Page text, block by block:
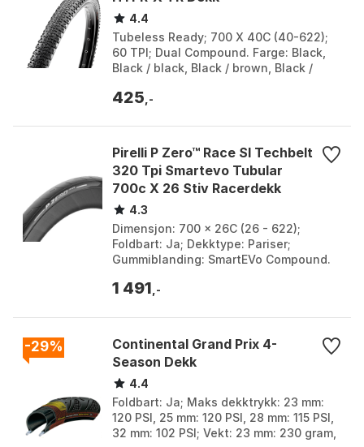
4.4
Tubeless Ready; 700 X 40C (40-622);
60 TPI; Dual Compound. Farge: Black,
Black / black, Black / brown, Black /
700C x 3...
425 ,-
Pirelli P Zero™ Race Sl Techbelt
320 Tpi Smartevo Tubular
700c X 26 Stiv Racerdekk
4.3
Dimensjon: 700 x 26C (26 - 622);
Foldbart: Ja; Dekktype: Pariser;
Gummiblanding: SmartEVo Compound.
1 491 ,-
-29%
Continental Grand Prix 4-
Season Dekk
4.4
Foldbart: Ja; Maks dekktrykk: 23 mm:
120 PSI, 25 mm: 120 PSI, 28 mm: 115 PSI,
32 mm: 102 PSI; Vekt: 23 mm: 230 gram,